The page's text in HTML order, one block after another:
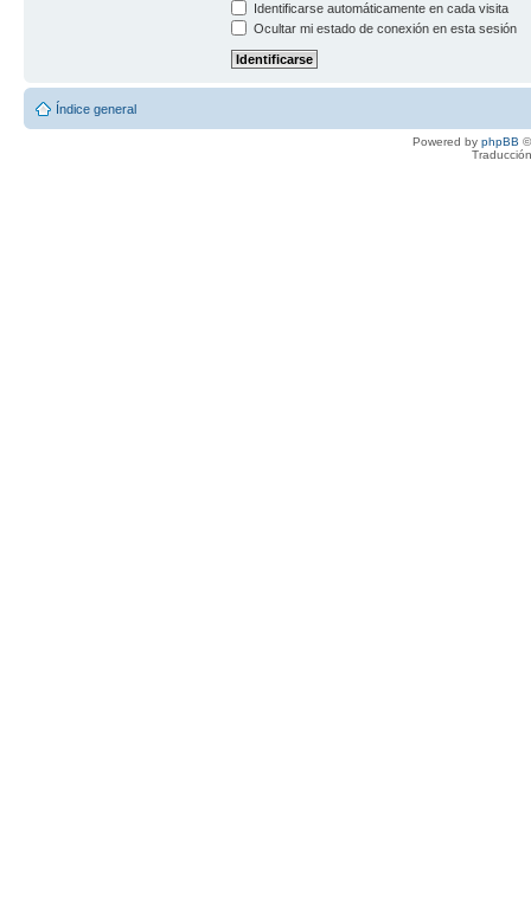
Identificarse automáticamente en cada visita
Ocultar mi estado de conexión en esta sesión
Índice general
Powered by phpBB